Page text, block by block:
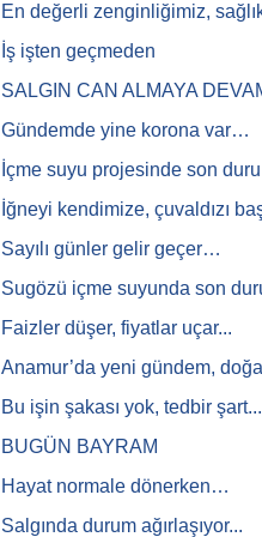
En değerli zenginliğimiz,
İş işten geçmeden
SALGIN CAN ALMAYA
Gündemde yine korona var…
İçme suyu projesinde son
İğneyi kendimize, çuvaldızı
Sayılı günler gelir geçer…
Sugözü içme suyunda son
Faizler düşer, fiyatlar uçar...
Anamur’da yeni gündem,
Bu işin şakası yok, tedbir
BUGÜN BAYRAM
Hayat normale dönerken…
Salgında durum ağırlaşıyor...